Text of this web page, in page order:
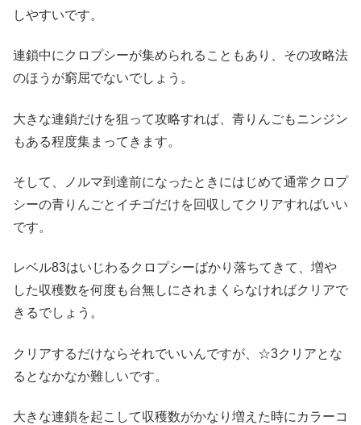
しやすいです。
連鎖中にクロプシーが集められることもあり、その攻略法
のほうが窮屈でないでしょう。
大きな連鎖だけを狙って攻略すれば、青りんごもニンジン
もある程度集まってきます。
そして、ノルマ到達前になったときにはじめて通常クロプ
シーの青りんごとイチゴだけを回収してクリアすればいい
です。
レベル83はいじわるクロプシーばかり落ちてきて、増や
した収穫数を何度も台無しにされまくらなければクリアで
きるでしょう。
クリアするだけならそれでいいんですが、☆3クリアとな
るとなかなか難しいです。
大きな連鎖を起こして収穫数がかなり増えた時にカラーコ